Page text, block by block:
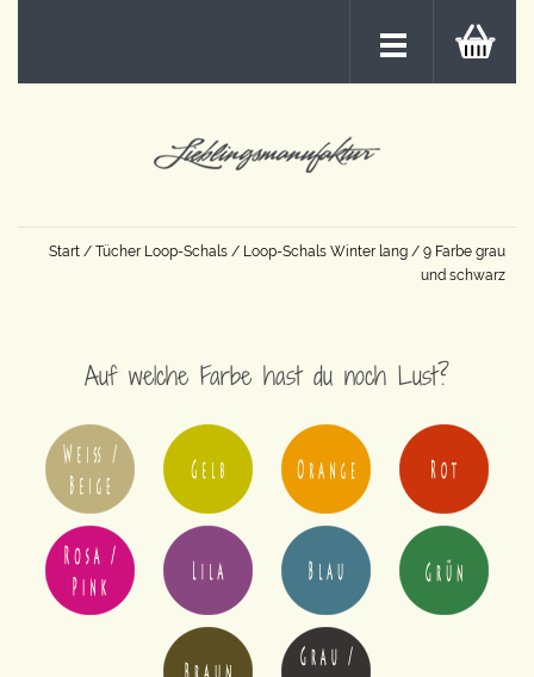
Start / Tücher Loop-Schals / Loop-Schals Winter lang / 9 Farbe grau
und schwarz
Auf welche Farbe hast du noch Lust?